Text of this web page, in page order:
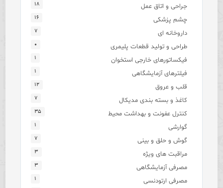
جراحی و اتاق عمل ۱۸
چشم پزشکی ۱۶
داروخانه ای ۷
طراحی و تولید قطعات پلیمری ۰
فیکساتورهای خارجی استخوان ۱
فیلترهای آزمایشگاهی ۱
قلب و عروق ۱۲
کاغذ و بسته بندی مدیکال ۷
کنترل عفونت و بهداشت محیط ۳۵
گوارشی ۱
گوش و حلق و بینی ۷
مراقبت های ویژه ۳
مصرفی آزمایشگاهی ۳
مصرفی ارتودنسی ۱